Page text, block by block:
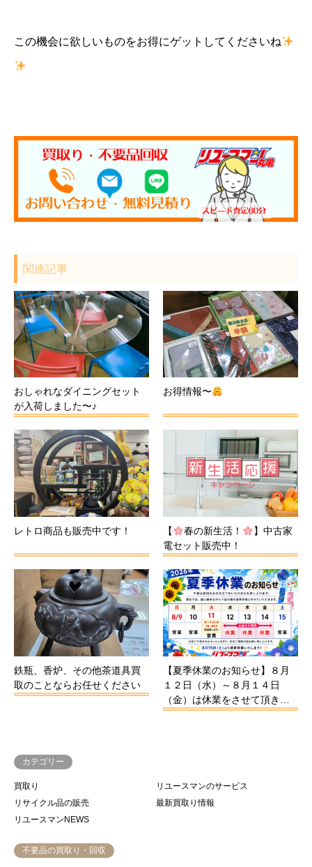
この機会に欲しいものをお得にゲットしてくださいね
関連記事
おしゃれなダイニングセット
が入荷しました〜♪
お得情報〜
レトロ商品も販売中です！ 【 春の新生活！
】中古家
電セット販売中！
鉄瓶、香炉、その他茶道具買
取のことならお任せください
【夏季休業のお知らせ】８月
１２日（水）～８月１４日
（金）は休業をさせて頂き…
カテゴリー
買取り
リユースマンのサービス
リサイクル品の販売
最新買取り情報
リユースマンNEWS
不要品の買取り・回収